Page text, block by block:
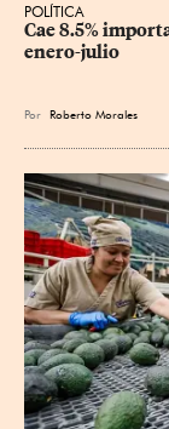
POLÍTICA
Cae 8.5%
enero-julio
Por Roberto Morales